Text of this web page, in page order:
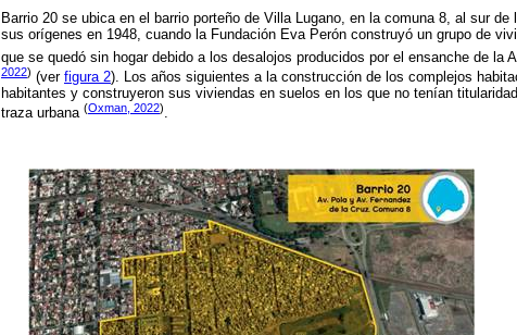
Barrio 20 se ubica en el barrio porteño de Villa Lugano, en la comuna 8, al sur de
sus orígenes en 1948, cuando la Fundación Eva Perón construyó un grupo de
que se quedó sin hogar debido a los desalojos producidos por el ensanche de la
2022) (ver figura 2). Los años siguientes a la construcción de los complejos
habitantes y construyeron sus viviendas en suelos en los que no tenían
traza urbana (Oxman, 2022).